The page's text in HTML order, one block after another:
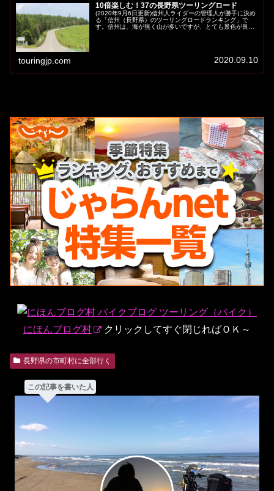
10倍楽しむ！37の長野県ツーリングロード
(2020年9月6日更新)信州人ライダーの管理人が勝手に決め
る「信州（長野県）のツーリングロードランキング」で
す。信州は、海が無く山が多いですが、とても景色が良い
touringjp.com 2020.09.10
にほんブログ村 クリックしてすぐ閉じればＯＫ～
長野県の市町村に全部行く
この記事を書いた人